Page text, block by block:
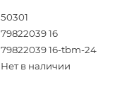
50301
79822039 16
79822039 16-tbm-24
Нет в наличии